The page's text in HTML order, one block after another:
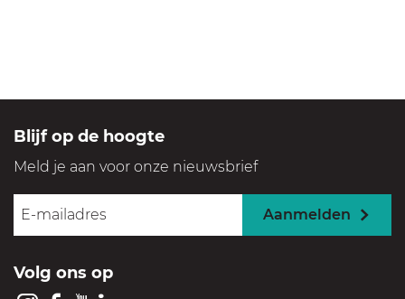
Blijf op de hoogte
Meld je aan voor onze nieuwsbrief
Aanmelden
Volg ons op